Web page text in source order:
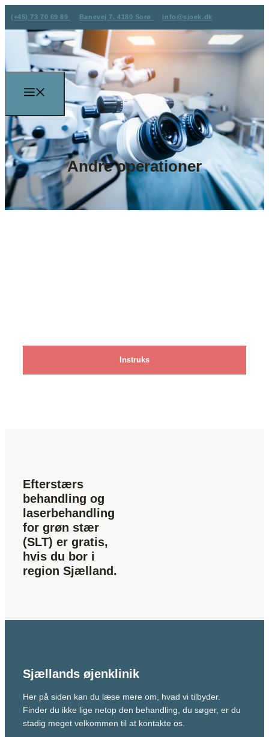
(+45) 73 70 69 89 Banevej 7, 4180 Sorø info@sjoek.dk
Andre operationer
Instruks
Efterstærs
behandling og
laserbehandling
for grøn stær
(SLT) er gratis,
hvis du bor i
region Sjælland.
Sjællands øjenklinik
Her på siden kan du læse mere om, hvad vi tilbyder.
Finder du ikke lige netop den behandling, du søger, er du
stadig meget velkommen til at kontakte os.